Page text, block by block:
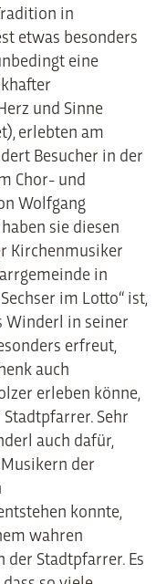
in
etwas besonders
eine
und Sinne
erlebten am
Besucher in der
Chor- und
Wolfgang
sie diesen
Kirchenmusiker
in
im Lotto“ ist,
Winderl in seiner
erfreut,
auch
erleben könne,
Sehr
auch dafür,
der
konnte,
wahren
der Stadtpfarrer. Es